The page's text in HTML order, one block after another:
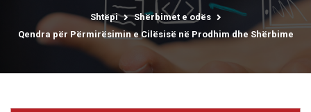
Shtëpi
Shërbimet e odës
Qendra për Përmirësimin e Cilësisë në Prodhim dhe Shërbime